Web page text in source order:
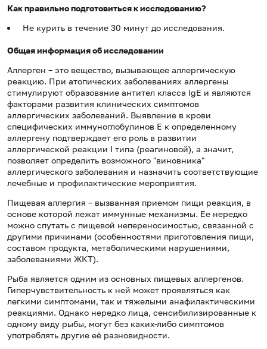
Как правильно подготовиться к исследованию?
Не курить в течение 30 минут до исследования.
Общая информация об исследовании
Аллерген – это вещество, вызывающее аллергическую
реакцию. При атопических заболеваниях аллергены
стимулируют образование антител класса IgE и являются
факторами развития клинических симптомов
аллергических заболеваний. Выявление в крови
специфических иммуноглобулинов Е к определенному
аллергену подтверждает его роль в развитии
аллергической реакции I типа (реагиновой), а значит,
позволяет определить возможного "виновника"
аллергического заболевания и назначить соответствующие
лечебные и профилактические мероприятия.
Пищевая аллергия – вызванная приемом пищи реакция, в
основе которой лежат иммунные механизмы. Ее нередко
можно спутать с пищевой непереносимостью, связанной с
другими причинами (особенностями приготовления пищи,
составом продукта, метаболическими нарушениями,
заболеваниями ЖКТ).
Рыба является одним из основных пищевых аллергенов.
Гиперчувствительность к ней может проявляться как
легкими симптомами, так и тяжелыми анафилактическими
реакциями. Однако нередко лица, сенсибилизированные к
одному виду рыбы, могут без каких-либо симптомов
употреблять другие её разновидности.